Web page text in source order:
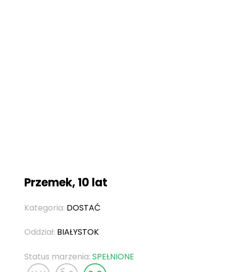
Przemek, 10 lat
Kategoria: DOSTAĆ
Oddział: BIAŁYSTOK
Status marzenia: SPEŁNIONE